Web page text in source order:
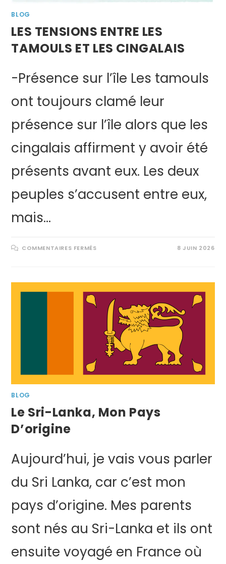
BLOG
LES TENSIONS ENTRE LES
TAMOULS ET LES CINGALAIS
-Présence sur l’île Les tamouls
ont toujours clamé leur
présence sur l’île alors que les
cingalais affirment y avoir été
présents avant eux. Les deux
peuples s’accusent entre eux,
mais…
COMMENTAIRES FERMÉS 8 JUIN 2026
BLOG
Le Sri-Lanka, Mon Pays
D’origine
Aujourd’hui, je vais vous parler
du Sri Lanka, car c’est mon
pays d’origine. Mes parents
sont nés au Sri-Lanka et ils ont
ensuite voyagé en France où